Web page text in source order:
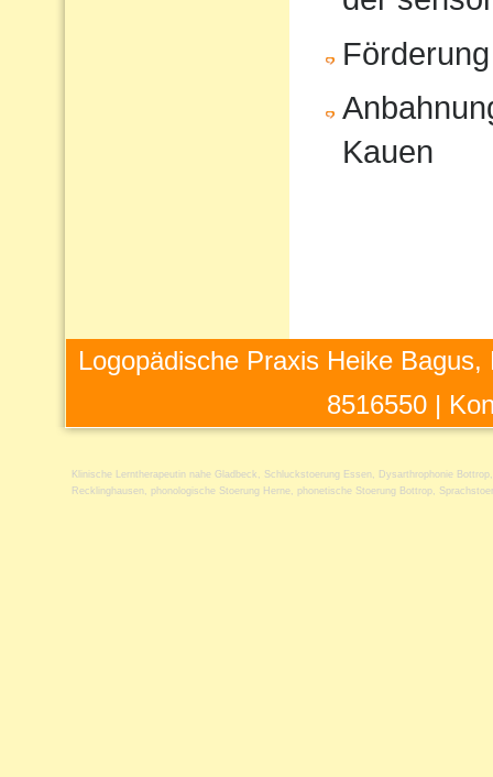
Kauen
Logopädische Praxis Heike
8516550 |
Klinische Lerntherapeutin nahe Gladbeck Schluckstoerung Essen Dysarthrophonie Bottrop
Recklinghausen
phonologische Stoerung Herne phonetische Stoerung Bottrop